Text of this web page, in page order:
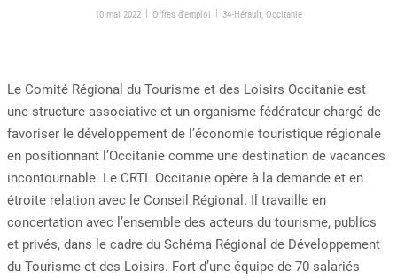
10 mai 2022 | Offres d’emploi | 34-Hérault, Occitanie
Le Comité Régional du Tourisme et des Loisirs Occitanie est
une structure associative et un organisme fédérateur chargé de
favoriser le développement de l’économie touristique régionale
en positionnant l’Occitanie comme une destination de vacances
incontournable. Le CRTL Occitanie opère à la demande et en
étroite relation avec le Conseil Régional. Il travaille en
concertation avec l’ensemble des acteurs du tourisme, publics
et privés, dans le cadre du Schéma Régional de Développement
du Tourisme et des Loisirs. Fort d’une équipe de 70 salariés